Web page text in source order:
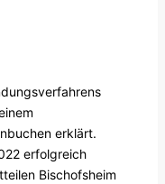
erklärt.
erfolgreich
Bischofsheim